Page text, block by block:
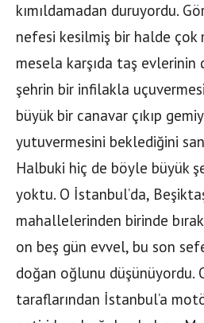
kımıldamadan duruyordu.
nefesi kesilmiş bir halde çok
mesela karşıda taş evlerinin
şehrin bir infilakla
büyük bir canavar çıkıp
yutuvermesini beklediğini
Halbuki hiç de böyle büyük
yoktu. O İstanbul’da,
mahallelerinden birinde
on beş gün evvel, bu son
doğan oğlunu düşünüyordu.
taraflarından İstanbul’a